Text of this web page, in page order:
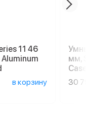
11 46
в корзину
мм,
30